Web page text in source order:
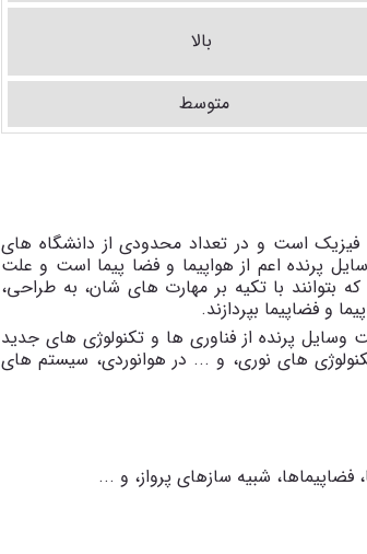
بالا
متوسط
است و در تعداد محدودی از دانشگاه های
اعم از هواپیما و فضا پیما است و علت
با تکیه بر مهارت های شان، به طراحی،
و فضاپیما بپردازند.
پرنده از فناوری ها و تکنولوژی های جدید
تکنولوژی های نوری، و ... در هوانوردی، سیستم های
فضاپیماها، شبیه سازهای پرواز، و ...